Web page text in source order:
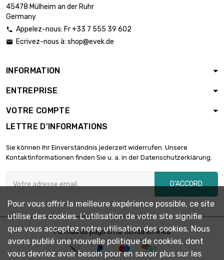
: 0.8mm
Épaisseur / Résistance
largeur : 25mm
Épaisseur /
largeur : 25mm
longueur : 0.5 Meter
: 1.5mm
largeur : 25mm
8,45 €
Épaisseur /
largeur : 25mm

longueur : 0.5 Meter
Épaisseur / Résistance
: 0.5mm
largeur : 30mm
4,66 € 
45478 Mülheim an der Ruhr
Germany
 Appelez-nous: Fr +33 7 555 39 602
 Ecrivez-nous à: shop@evek.de
INFORMATION
ENTREPRISE
VOTRE COMPTE
LETTRE D'INFORMATIONS
Sie können Ihr Einverständnis jederzeit widerrufen. Unsere
Kontaktinformationen finden Sie u. a. in der Datenschutzerklärung.
D'ACCORD
Formas de pago en la tienda en línea
Pour vous offrir la meilleure expérience possible, ce site
utilise des cookies. L’utilisation de votre site signifie
que vous acceptez notre utilisation des cookies. Nous
avons publié une nouvelle politique de cookies, dont
vous devriez avoir besoin pour en savoir plus sur les